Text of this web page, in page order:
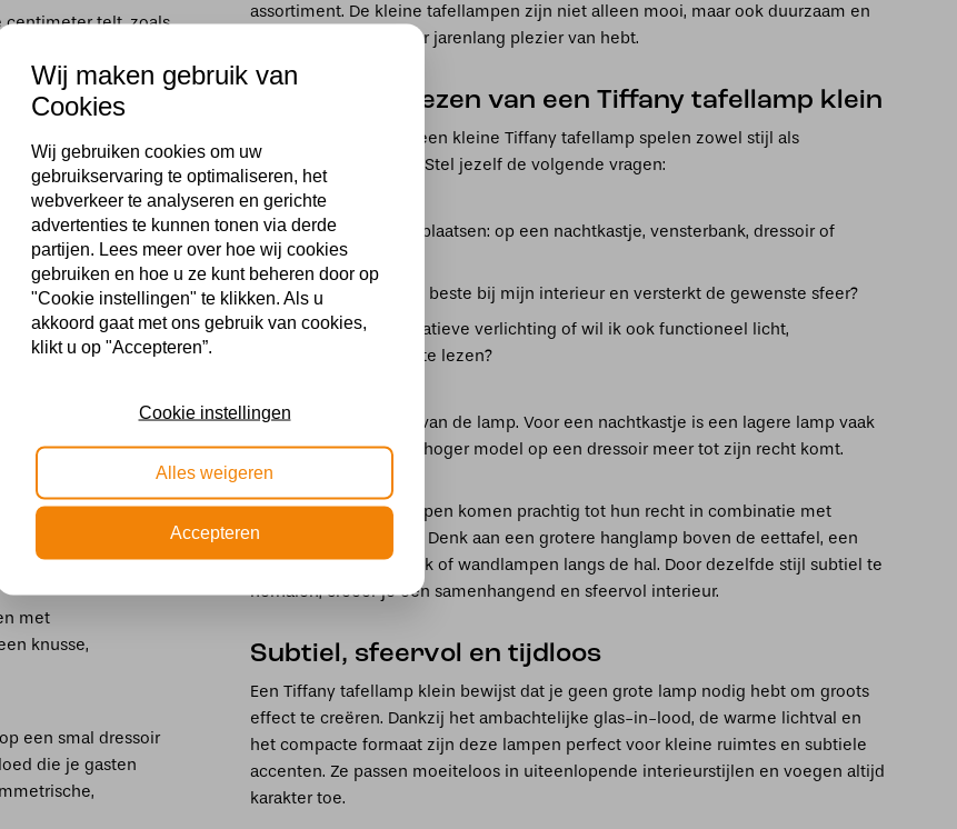
centimeter telt, zoals
weinig plek
met zich
genieten van
Op tafeltjes in
intieme
interieurstijlen.
bij zowel
of groen en
en rijke stoffen.
kleuren, zodat de
met
knusse,
een smal dressoir
die je gasten
assortiment. De kleine tafellampen zijn niet alleen mooi, maar ook duurzaam en
functioneel, zodat je er jarenlang plezier van hebt.
Tips bij het kiezen van een Tiffany tafellamp klein
Bij het uitzoeken van een kleine Tiffany tafellamp spelen zowel stijl als
functionaliteit een rol. Stel jezelf de volgende vragen:
Waar wil ik de lamp plaatsen: op een nachtkastje, vensterbank, dressoir of
bijzettafel?
Welke kleur past het beste bij mijn interieur en versterkt de gewenste sfeer?
Zoek ik vooral decoratieve verlichting of wil ik ook functioneel licht,
bijvoorbeeld om bij te lezen?
Let ook op de hoogte van de lamp. Voor een nachtkastje is een lagere lamp vaak
ideaal, terwijl een iets hoger model op een dressoir meer tot zijn recht komt.
Kleine Tiffany tafellampen komen prachtig tot hun recht in combinatie met
andere Tiffanylampen. Denk aan een grotere hanglamp boven de eettafel, een
vloerlamp in de zithoek of wandlampen langs de hal. Door dezelfde stijl subtiel te
herhalen, creëer je een samenhangend en sfeervol interieur.
Subtiel, sfeervol en tijdloos
Een Tiffany tafellamp klein bewijst dat je geen grote lamp nodig hebt om groots
effect te creëren. Dankzij het ambachtelijke glas-in-lood, de warme lichtval en
het compacte formaat zijn deze lampen perfect voor kleine ruimtes en subtiele
accenten. Ze passen moeiteloos in uiteenlopende interieurstijlen en voegen altijd
karakter toe.
Wij maken gebruik van
Cookies
Wij gebruiken cookies om uw
gebruikservaring te optimaliseren, het
webverkeer te analyseren en gerichte
advertenties te kunnen tonen via derde
partijen. Lees meer over hoe wij cookies
gebruiken en hoe u ze kunt beheren door op
"Cookie instellingen" te klikken. Als u
akkoord gaat met ons gebruik van cookies,
klikt u op "Accepteren”.
Cookie instellingen
Alles weigeren
Accepteren